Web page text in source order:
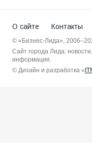
О сайте Контакты
© «Бизнес-Лида»,
Сайт города Лида:
информация.
© Дизайн и разработка «